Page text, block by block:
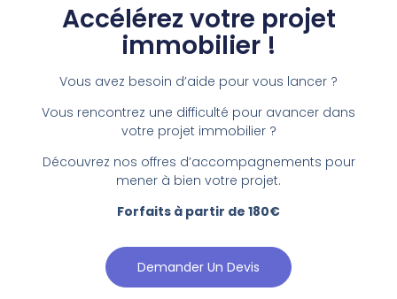
Accélérez votre projet
immobilier !
Vous avez besoin d’aide pour vous lancer ?
Vous rencontrez une difficulté pour avancer dans
votre projet immobilier ?
Découvrez nos offres d’accompagnements pour
mener à bien votre projet.
Forfaits à partir de 180€
Demander Un Devis